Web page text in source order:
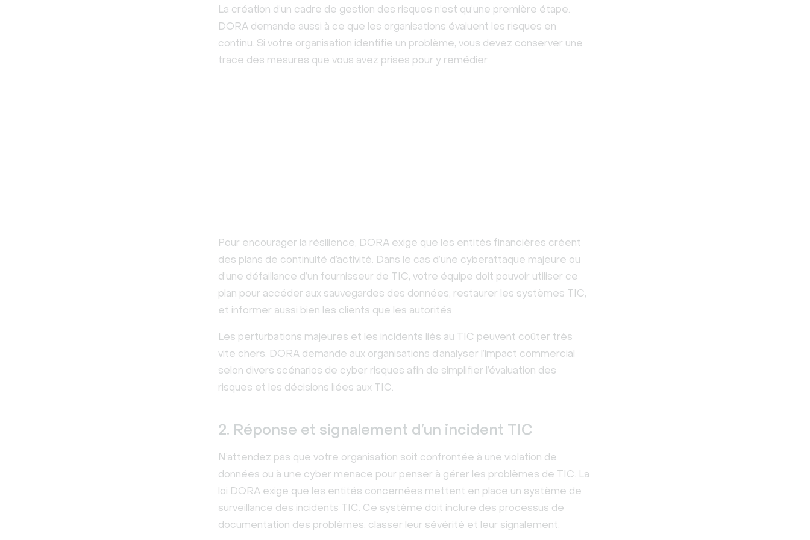
La création d’un cadre de gestion des risques n’est qu’une première étape.
DORA demande aussi à ce que les organisations évaluent les risques en
continu. Si votre organisation identifie un problème, vous devez conserver une
trace des mesures que vous avez prises pour y remédier.
Pour encourager la résilience, DORA exige que les entités financières créent
des plans de continuité d’activité. Dans le cas d’une cyberattaque majeure ou
d’une défaillance d’un fournisseur de TIC, votre équipe doit pouvoir utiliser ce
plan pour accéder aux sauvegardes des données, restaurer les systèmes TIC,
et informer aussi bien les clients que les autorités.
Les perturbations majeures et les incidents liés au TIC peuvent coûter très
vite chers. DORA demande aux organisations d’analyser l’impact commercial
selon divers scénarios de cyber risques afin de simplifier l’évaluation des
risques et les décisions liées aux TIC.
2. Réponse et signalement d’un incident TIC
N’attendez pas que votre organisation soit confrontée à une violation de
données ou à une cyber menace pour penser à gérer les problèmes de TIC. La
loi DORA exige que les entités concernées mettent en place un système de
surveillance des incidents TIC. Ce système doit inclure des processus de
documentation des problèmes, classer leur sévérité et leur signalement.